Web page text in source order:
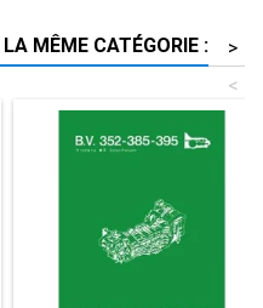
MÊME CATÉGORIE :
>
<